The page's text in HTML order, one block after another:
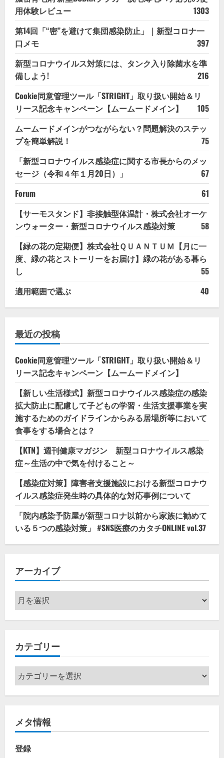
用体験レビュー
1303
第14回「“密”を避けて集団感染防止」｜新型コロナ一
口メモ
397
新型コロナウイルス対策には、タンク入り除菌水を準
備しよう!
216
Cookie同意管理ツール「STRIGHT」取り扱い開始＆リ
リース記念キャンペーン【ムームードメイン】
105
ムームードメインがつながらない？問題解決のステッ
プを簡単解説！
75
「新型コロナウイルス感染症に関する市長からのメッ
セージ（令和４年１月20日）」
67
Forum
61
【サーモスタンド】非接触型体温計・株式会社オーケ
ンウォーター・新型コロナウイルス感染対策
58
【緑の花の定期便】株式会社ＱＵＡＮＴＵＭ【月に一
度、緑の花とストーリーをお届け】緑の花がある暮ら
し
55
適用範囲で選ぶ
40
最近の投稿
Cookie同意管理ツール「STRIGHT」取り扱い開始＆リ
リース記念キャンペーン【ムームードメイン】
【新しい生活様式】新型コロナウイルス感染症の感染
拡大防止に配慮して子どもの学習・生活支援事業を実
施するためのガイドラインからみる居場所等において
食事をする場合とは？
【KTN】週刊健康マガジン 新型コロナウイルス感染
症～生活の中で気を付けること～
【感染症対策】障害者支援施設における新型コロナウ
イルス感染症発生時の具体的な対応事例について
「院内感染予防屋が新型コロナ以前から家族に勧めて
いる５つの感染対策」 #SNS医療のカタチONLINE vol.37
アーカイブ
ア
ー
カ
ブ
カテゴリー
カ
テ
ゴ
ー
メタ情報
登録